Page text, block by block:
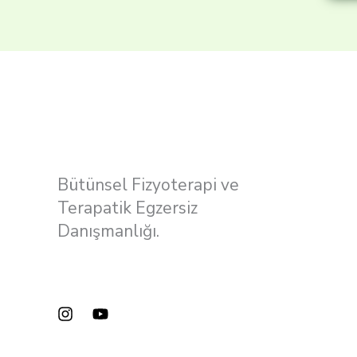
Bütünsel Fizyoterapi ve
Terapatik Egzersiz
Danışmanlığı.